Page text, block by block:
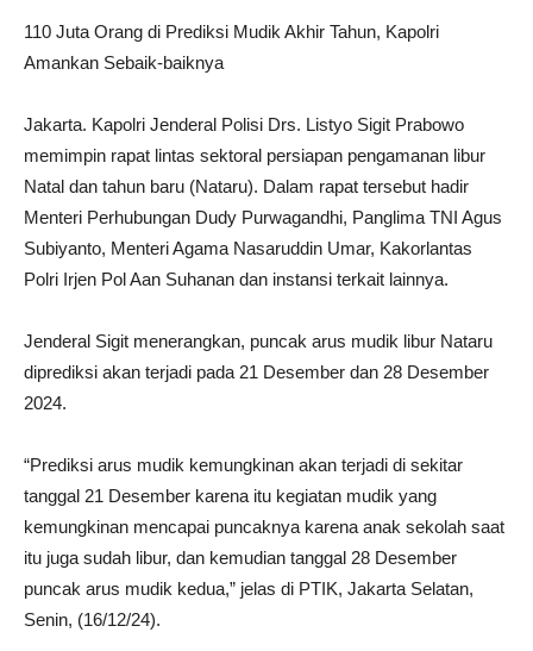
110 Juta Orang di Prediksi Mudik Akhir Tahun, Kapolri
Amankan Sebaik-baiknya
Jakarta. Kapolri Jenderal Polisi Drs. Listyo Sigit Prabowo
memimpin rapat lintas sektoral persiapan pengamanan libur
Natal dan tahun baru (Nataru). Dalam rapat tersebut hadir
Menteri Perhubungan Dudy Purwagandhi, Panglima TNI Agus
Subiyanto, Menteri Agama Nasaruddin Umar, Kakorlantas
Polri Irjen Pol Aan Suhanan dan instansi terkait lainnya.
Jenderal Sigit menerangkan, puncak arus mudik libur Nataru
diprediksi akan terjadi pada 21 Desember dan 28 Desember
2024.
“Prediksi arus mudik kemungkinan akan terjadi di sekitar
tanggal 21 Desember karena itu kegiatan mudik yang
kemungkinan mencapai puncaknya karena anak sekolah saat
itu juga sudah libur, dan kemudian tanggal 28 Desember
puncak arus mudik kedua,” jelas di PTIK, Jakarta Selatan,
Senin, (16/12/24).